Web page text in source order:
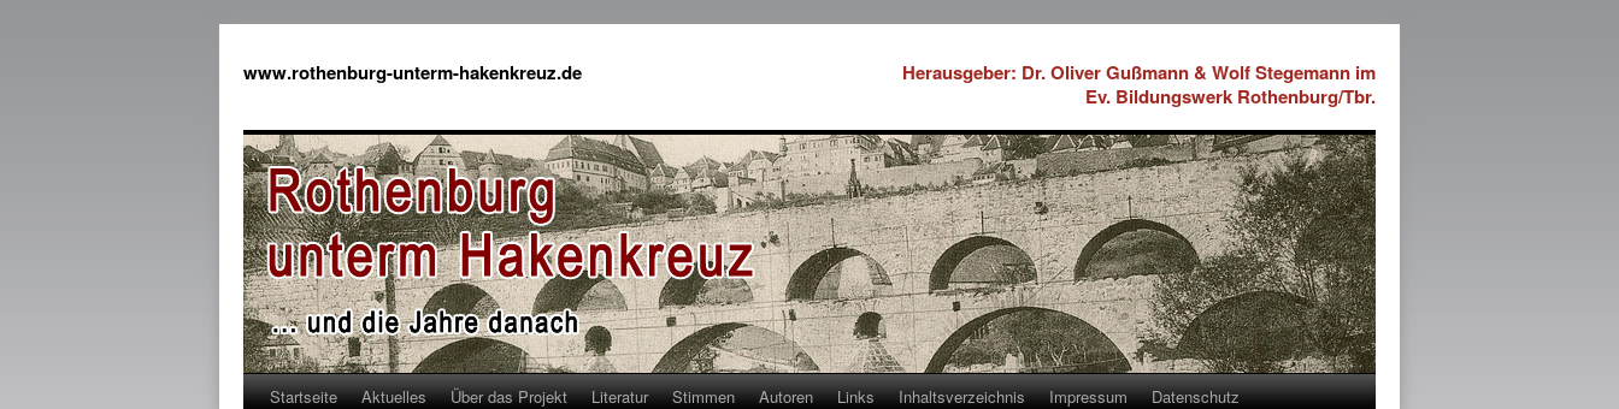
www.rothenburg-unterm-hakenkreuz.de
Herausgeber: Dr. Oliver Gußmann & Wolf Stegemann im
Ev. Bildungswerk Rothenburg/Tbr.
Startseite Aktuelles Über das Projekt Literatur Stimmen Autoren Links Inhaltsverzeichnis Impressum Datenschutz